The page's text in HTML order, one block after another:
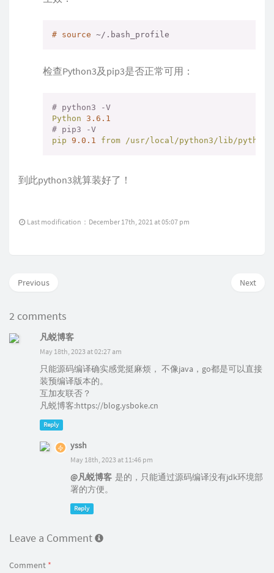
# source ~/.bash_profile
检查Python3及pip3是否正常可用：
# python3 -V
Python 3.6 .1
# pip3 -V
pip 9.0 .1 from /usr/local/python3/lib/
到此python3就算装好了！
Last modification：December 17th, 2021 at 05:07 pm
Next
Previous
2 comments
凡蜕博客
May 18th, 2023 at 02:27 am
只能源码编译确实感觉挺麻烦， 不像java，go都是可以直接
装预编译版本的。
互加友联否？
凡蜕博客:https://blog.ysboke.cn
Reply
yssh
May 18th, 2023 at 11:46 pm
@凡蜕博客 是的，只能通过源码编译没有jdk环境部
署的方便。
Reply
Leave a Comment
Comment *